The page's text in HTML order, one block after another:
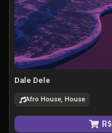
Dale Dele
Afro House, House
R$